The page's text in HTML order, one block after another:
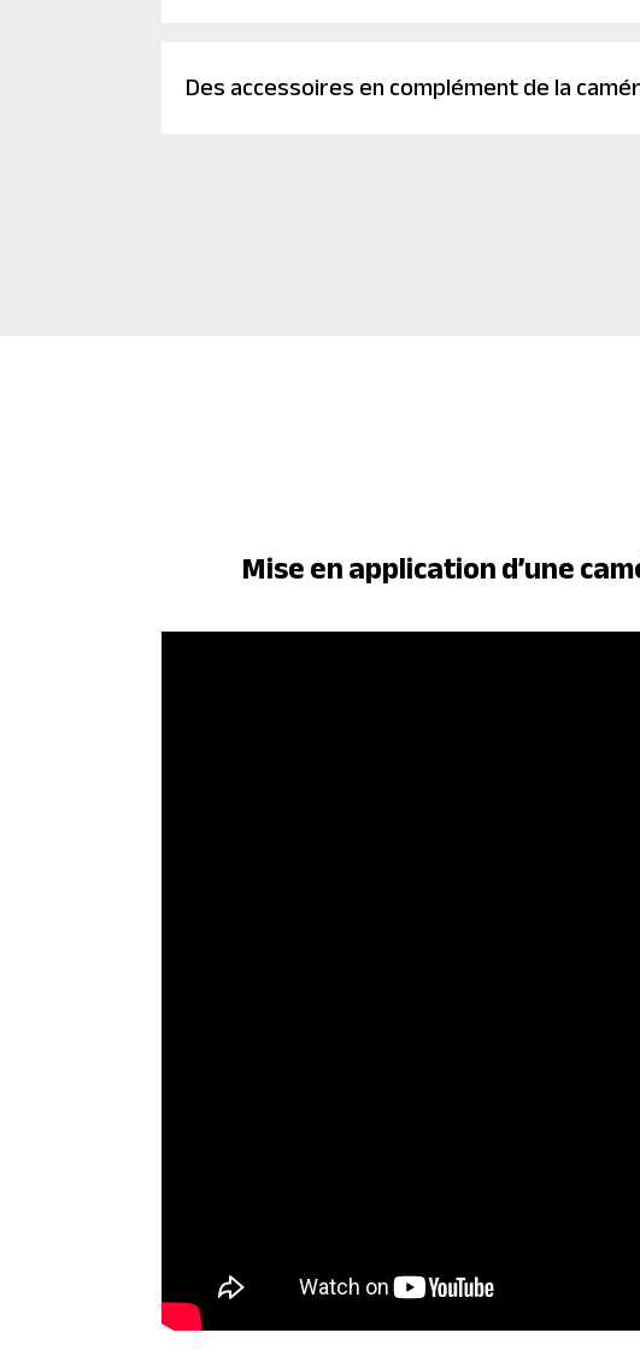
Des accessoires en complément de la
Mise en application d’une